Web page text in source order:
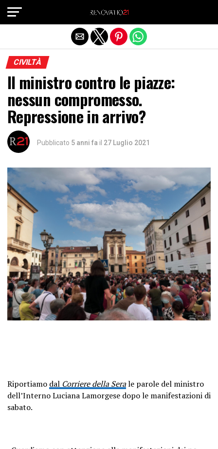
CIVILTÀ
Il ministro contro le piazze:
nessun compromesso.
Repressione in arrivo?
Pubblicato 5 anni fa il 27 Luglio 2021
Riportiamo dal Corriere della Serale parole del ministro
dell’Interno Luciana Lamorgese dopo le manifestazioni di
sabato.
Exit mobile version